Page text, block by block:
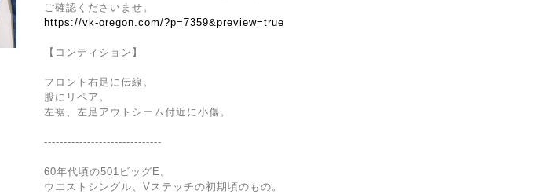
ご確認くださいませ。
https://vk-oregon.com/?p=7359&preview=true
【コンディション】
フロント右足に伝線。
股にリペア。
左裾、左足アウトシーム付近に小傷。
------------------------------
60年代頃の501ビッグE。
ウエストシングル、Vステッチの初期頃のもの。